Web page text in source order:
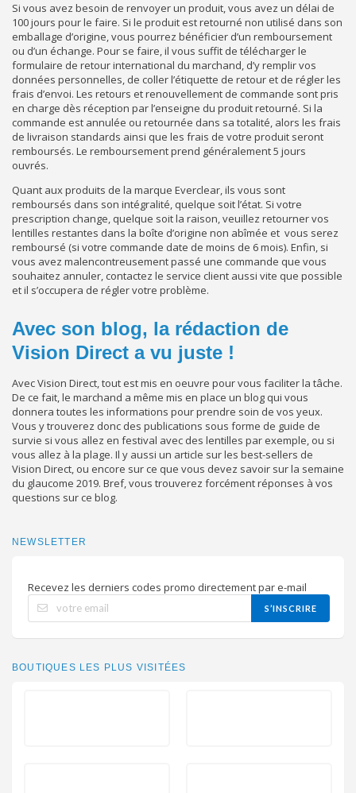
Si vous avez besoin de renvoyer un produit, vous avez un délai de
100 jours pour le faire. Si le produit est retourné non utilisé dans son
emballage d’origine, vous pourrez bénéficier d’un remboursement
ou d’un échange. Pour se faire, il vous suffit de télécharger le
formulaire de retour international du marchand, d’y remplir vos
données personnelles, de coller l’étiquette de retour et de régler les
frais d’envoi. Les retours et renouvellement de commande sont pris
en charge dès réception par l’enseigne du produit retourné. Si la
commande est annulée ou retournée dans sa totalité, alors les frais
de livraison standards ainsi que les frais de votre produit seront
remboursés. Le remboursement prend généralement 5 jours
ouvrés.
Quant aux produits de la marque Everclear, ils vous sont
remboursés dans son intégralité, quelque soit l’état. Si votre
prescription change, quelque soit la raison, veuillez retourner vos
lentilles restantes dans la boîte d’origine non abîmée et vous serez
remboursé (si votre commande date de moins de 6 mois). Enfin, si
vous avez malencontreusement passé une commande que vous
souhaitez annuler, contactez le service client aussi vite que possible
et il s’occupera de régler votre problème.
Avec son blog, la rédaction de
Vision Direct a vu juste !
Avec Vision Direct, tout est mis en oeuvre pour vous faciliter la tâche.
De ce fait, le marchand a même mis en place un blog qui vous
donnera toutes les informations pour prendre soin de vos yeux.
Vous y trouverez donc des publications sous forme de guide de
survie si vous allez en festival avec des lentilles par exemple, ou si
vous allez à la plage. Il y aussi un article sur les best-sellers de
Vision Direct, ou encore sur ce que vous devez savoir sur la semaine
du glaucome 2019. Bref, vous trouverez forcément réponses à vos
questions sur ce blog.
NEWSLETTER
Recevez les derniers codes promo directement par e-mail
S’INSCRIRE
BOUTIQUES LES PLUS VISITÉES